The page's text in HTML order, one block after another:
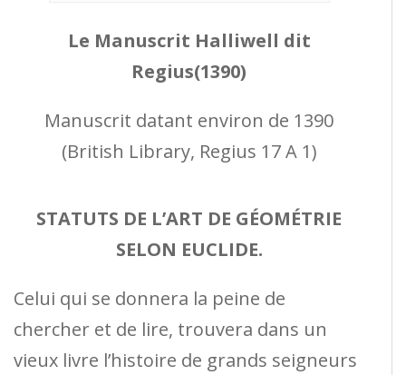
Le Manuscrit Halliwell dit
Regius(1390)
Manuscrit datant environ de 1390
(British Library, Regius 17 A 1)
STATUTS DE L’ART DE GÉOMÉTRIE
SELON EUCLIDE.
Celui qui se donnera la peine de
chercher et de lire, trouvera dans un
vieux livre l’histoire de grands seigneurs